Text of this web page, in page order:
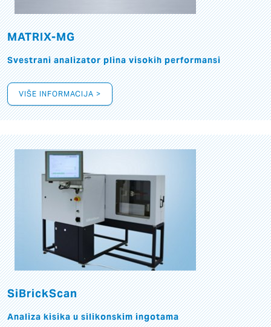
MATRIX-MG
Svestrani analizator plina visokih performansi
VIŠE INFORMACIJA >
SiBrickScan
Analiza kisika u silikonskim ingotama